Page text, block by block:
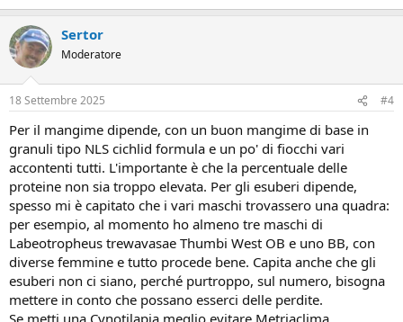
Sertor
Moderatore
18 Settembre 2025 #4
Per il mangime dipende, con un buon mangime di base in
granuli tipo NLS cichlid formula e un po' di fiocchi vari
accontenti tutti. L'importante è che la percentuale delle
proteine non sia troppo elevata. Per gli esuberi dipende,
spesso mi è capitato che i vari maschi trovassero una quadra:
per esempio, al momento ho almeno tre maschi di
Labeotropheus trewavasae Thumbi West OB e uno BB, con
diverse femmine e tutto procede bene. Capita anche che gli
esuberi non ci siano, perché purtroppo, sul numero, bisogna
mettere in conto che possano esserci delle perdite.
Se metti una Cynotilapia meglio evitare Metriaclima